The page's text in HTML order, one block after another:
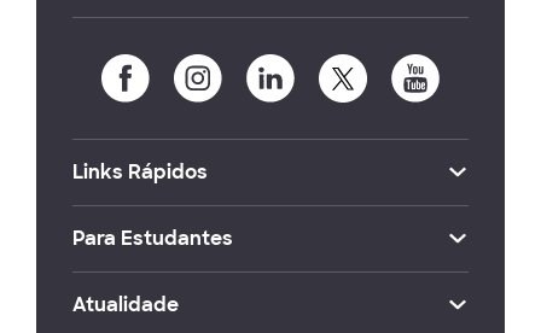
Links Rápidos
Para Estudantes
Atualidade